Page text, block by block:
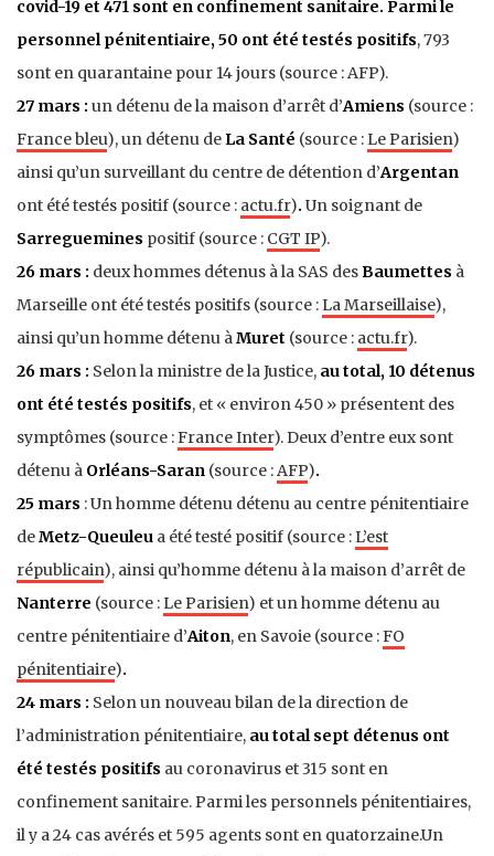
covid-19 et 471 sont en confinement sanitaire. Parmi le
personnel pénitentiaire, 50 ont été testés positifs, 793
sont en quarantaine pour 14 jours (source : AFP).
27 mars : un détenu de la maison d’arrêt d’Amiens (source :
France bleu), un détenu de La Santé (source : Le Parisien)
ainsi qu’un surveillant du centre de détention d’Argentan
ont été testés positif (source : actu.fr). Un soignant de
Sarreguemines positif (source : CGT IP).
26 mars : deux hommes détenus à la SAS desBaumettes à
Marseille ont été testés positifs (source : La Marseillaise),
ainsi qu’un homme détenu à Muret (source : actu.fr).
26 mars : Selon la ministre de la Justice, au total, 10 détenus
ont été testés positifs, et « environ 450 » présentent des
symptômes (source :France Inter). Deux d’entre eux sont
détenu à Orléans-Saran (source : AFP).
25 mars :Un homme détenu détenu au centre pénitentiaire
deMetz-Queuleu a été testé positif (source : L’est
républicain), ainsi qu’homme détenu à la maison d’arrêt de
Nanterre (source : Le Parisien) etun homme détenu au
centre pénitentiaire d’Aiton, en Savoie (source :FO
pénitentiaire).
24 mars : Selon un nouveau bilan de la direction de
l’administration pénitentiaire, au total sept détenus ont
été testés positifs au coronavirus et 315 sont en
confinement sanitaire. Parmi les personnels pénitentiaires,
il y a 24 cas avérés et 595 agents sont en quatorzaine.Un